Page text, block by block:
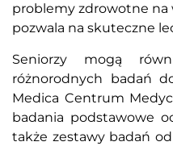
problemy zdrowotne na
pozwala na skuteczne
Seniorzy mogą
różnorodnych badań
Medica Centrum
badania podstawowe
także zestawy badań